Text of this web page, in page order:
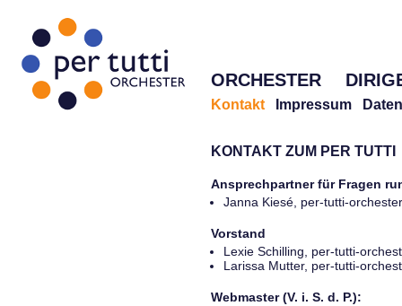
ORCHESTER
Kontakt Impressum
KONTAKT ZUM PER TUTTI
Ansprechpartner für Fragen
Janna Kiesé, per-tutti-
Vorstand
Lexie Schilling, per-tutti-
Larissa Mutter, per-tutti-
Webmaster (V. i. S. d. P.):